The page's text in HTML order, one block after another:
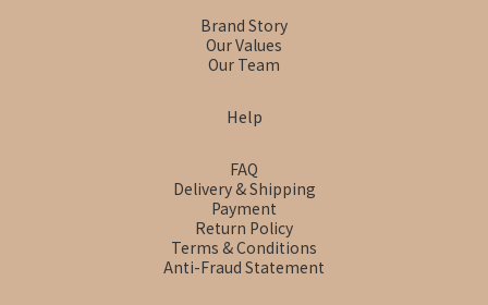
Brand Story
Our Values
Our Team
Help
FAQ
Delivery & Shipping
Payment
Return Policy
Terms & Conditions
Anti-Fraud Statement